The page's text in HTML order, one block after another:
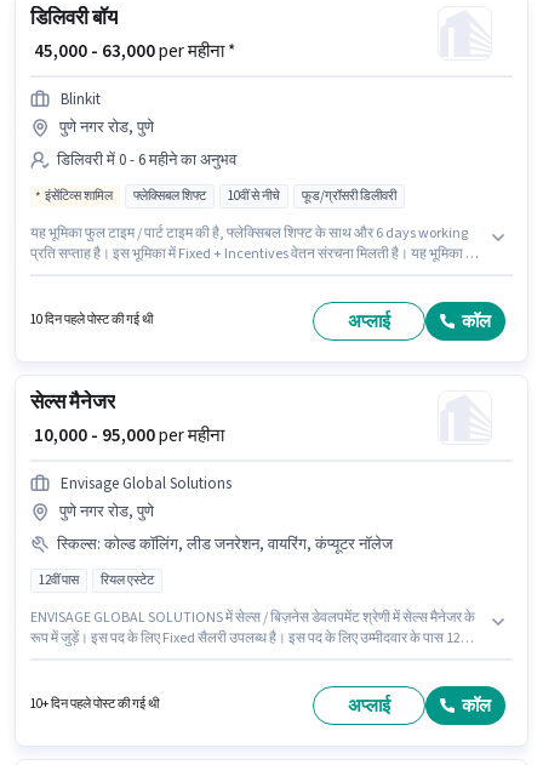
डिलिवरी बॉय
₹ 45,000 - 63,000per महीना *
Blinkit
पुणे नगर रोड, पुणे
डिलिवरी में 0 - 6 महीने का अनुभव
इंसेंटिव्स शामिल फ्लेक्सिबल शिफ्ट 10वीं से नीचे फूड/ग्रॉसरी डिलीवरी
यह भूमिका फुल टाइम / पार्ट टाइम की है, फ्लेक्सिबल शिफ्ट के साथ और 6 days working
प्रति सप्ताह है। इस भूमिका में Fixed + Incentives वेतन संरचना मिलती है। यह भूमिका 0 -
नीचे योग्यता वाले उम्मीदवार आवेदन कर सकते हैं। यह वैकेंसी पुणे नगर रोड, पुणे में है।
10 दिन पहले पोस्ट की गई थी अप्लाई कॉल
सेल्स मैनेजर
₹ 10,000 - 95,000per महीना
Envisage Global Solutions
पुणे नगर रोड, पुणे
स्किल्स: कोल्ड कॉलिंग, लीड जनरेशन, वायरिंग, कंप्यूटर नॉलेज
12वीं पास रियल एस्टेट
ENVISAGE GLOBAL SOLUTIONS में सेल्स / बिज़नेस डेवलपमेंट श्रेणी में सेल्स मैनेजर के
रूप में जुड़ें। इस पद के लिए Fixed सैलरी उपलब्ध है। इस पद के लिए उम्मीदवार के पास 12वीं
पुणे में है। इस भूमिका के साथ अतिरिक्त लाभ जैसे PF भी मिलेंगे।
10+ दिन पहले पोस्ट की गई थी अप्लाई कॉल